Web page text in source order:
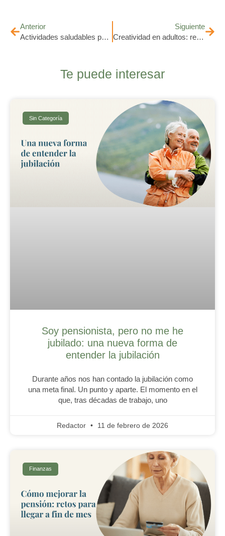
Anterior
Actividades saludables para seniors: energía, bienestar y propósito en tu nueva etapa
Siguiente
Creatividad en adultos: redescubre el arte de imaginar en la madurez
Te puede interesar
Sin Categoría
Soy pensionista, pero no me he
jubilado: una nueva forma de
entender la jubilación
Durante años nos han contado la jubilación como
una meta final. Un punto y aparte. El momento en el
que, tras décadas de trabajo, uno
Redactor 11 de febrero de 2026
Finanzas